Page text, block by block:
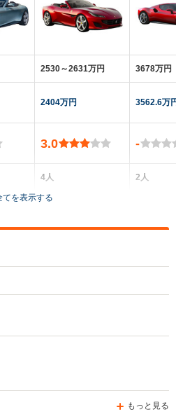
2530～2631万円
2404万円
3.0
4人
2ドア
3678万円
3562.6万
-
2人
てを表示する
もっと見る